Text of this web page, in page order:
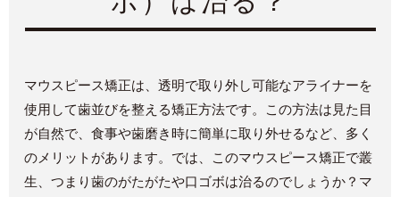
マウスピース矯正は、透明で取り外し可能なアライナーを
使用して歯並びを整える矯正方法です。この方法は見た目
が自然で、食事や歯磨き時に簡単に取り外せるなど、多く
のメリットがあります。では、このマウスピース矯正で叢
生、つまり歯のがたがたや口ゴボは治るのでしょうか？マ